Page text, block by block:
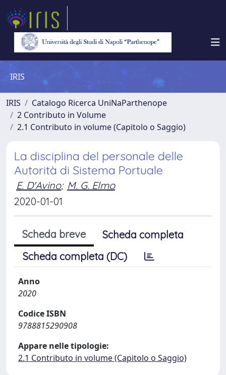
IRIS
IRIS
Catalogo Ricerca UniNaParthenope
2 Contributo in Volume
2.1 Contributo in volume (Capitolo o Saggio)
La disciplina del personale delle
Autorità di Sistema Portuale
E. D'Avino; M. G. Elmo
2020-01-01
Scheda breve
Scheda completa
Scheda completa (DC)
Anno
2020
Codice ISBN
9788815290908
Appare nelle tipologie:
2.1 Contributo in volume (Capitolo o Saggio)